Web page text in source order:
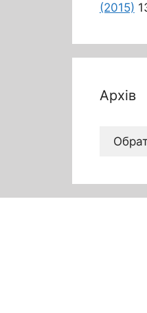
(2015)
Архів
Архів